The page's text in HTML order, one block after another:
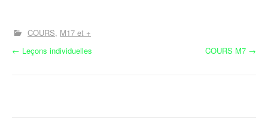
COURS M17 et +
N
← Leçons individuelles COURS M7 →